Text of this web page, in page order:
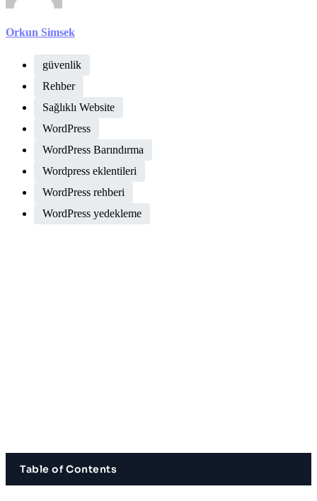
Orkun Simsek
güvenlik
Rehber
Sağlıklı Website
WordPress
WordPress Barındırma
Wordpress eklentileri
WordPress rehberi
WordPress yedekleme
Table of Contents